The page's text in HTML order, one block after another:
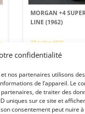
confidentialité
nos partenaires utilisons
de l’appareil. Le
de traiter des
uniques sur ce site et
consentement peut nuire
MORGAN +4
LINE (1962)
27 juillet 2026
Vends Morgan +4
européen. Eligible
Classic, Tour Auto et
GT d'avant 1966. FIA
jusqu'en 2028.